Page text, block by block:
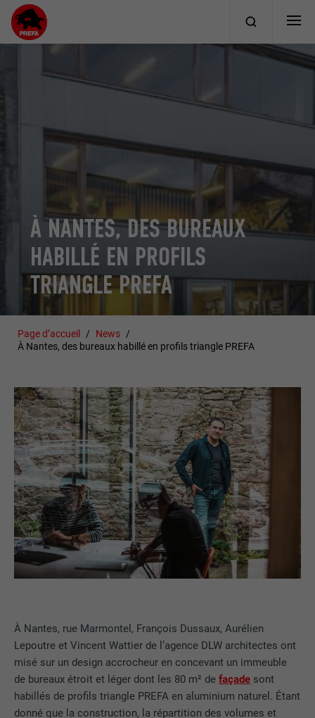
À NANTES, DES BUREAUX
HABILLÉ EN PROFILS
TRIANGLE PREFA
Page d’accueil
News
À Nantes, des bureaux habillé en profils triangle PREFA
À Nantes, rue Marmontel, François Dussaux, Aurélien
Lepoutre et Vincent Wattier de l’agence DLW architectes ont
misé sur un design accrocheur en concevant un immeuble
de bureaux étroit et léger dont les 80 m² defaçade sont
habillés de profils triangle PREFA en aluminium naturel. Étant
donné que la construction, la répartition des volumes et